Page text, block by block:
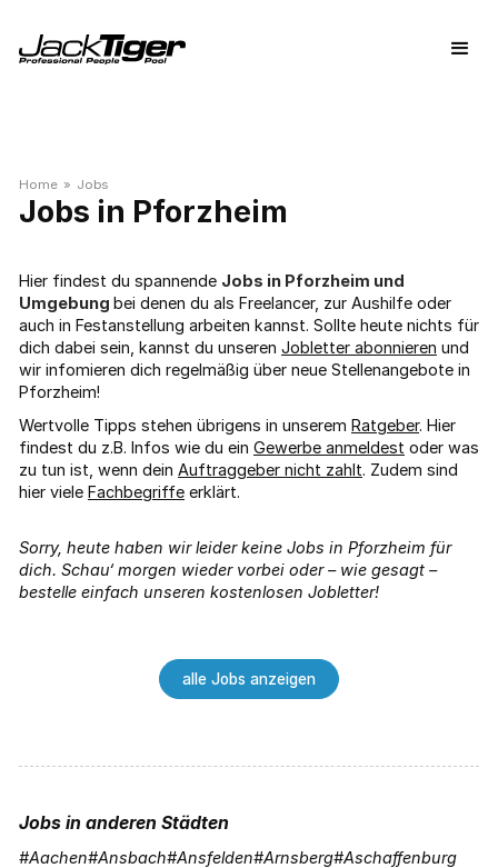
Home » Jobs
Pforzheim
Hier findest du spannende Jobs in Pforzheim und
Umgebung bei denen du als Freelancer, zur Aushilfe oder
auch in Festanstellung arbeiten kannst. Sollte heute nichts für
dich dabei sein, kannst du unseren Jobletter abonnieren und
wir infomieren dich regelmäßig über neue Stellenangebote in
Pforzheim!
Wertvolle Tipps stehen übrigens in unserem Ratgeber. Hier
findest du z.B. Infos wie du ein Gewerbe anmeldest oder was
zu tun ist, wenn dein Auftraggeber nicht zahlt. Zudem sind
hier viele Fachbegriffe erklärt.
Sorry, heute haben wir leider keine Jobs in Pforzheim für
dich. Schau‘ morgen wieder vorbei oder – wie gesagt –
bestelle einfach unseren kostenlosen Jobletter!
alle Jobs anzeigen
Jobs in anderen Städten
Aachen Ansbach Ansfelden Arnsberg Aschaffenburg